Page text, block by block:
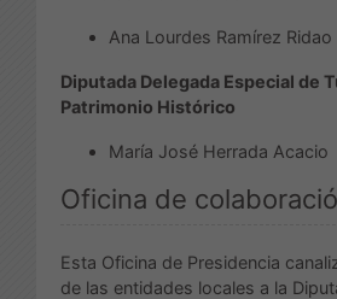
Ana Lourdes Ramírez Ridao
Diputada Delegada Especial de
Patrimonio Histórico
María José Herrada Acacio
Oficina de
Esta Oficina de Presidencia
de las entidades locales a la